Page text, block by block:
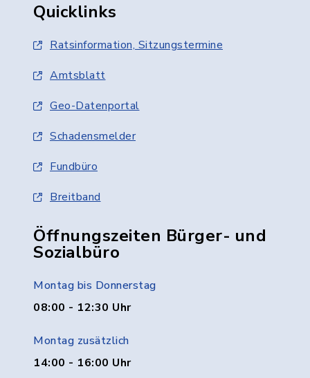
Quicklinks
Ratsinformation, Sitzungstermine
Amtsblatt
Geo-Datenportal
Schadensmelder
Fundbüro
Breitband
Öffnungszeiten Bürger- und
Sozialbüro
Montag bis Donnerstag
08:00 - 12:30 Uhr
Montag zusätzlich
14:00 - 16:00 Uhr